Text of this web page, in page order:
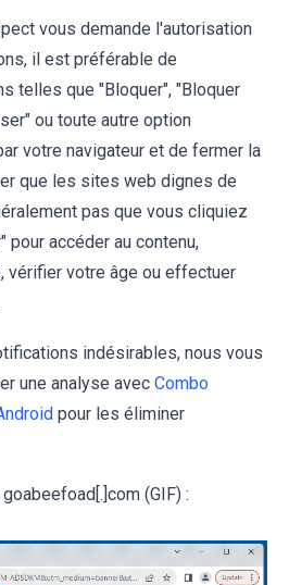
vous demande l'autorisation
il est préférable de
telles que "Bloquer", "Bloquer
ou toute autre option
votre navigateur et de fermer la
que les sites web dignes de
pas que vous cliquiez
pour accéder au contenu,
vérifier votre âge ou effectuer
indésirables, nous vous
une analyse avec Combo
pour les éliminer
(GIF) :